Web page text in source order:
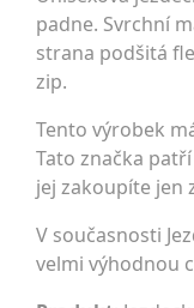
padne. Svrchní
strana podšitá
zip.
Tento výrobek
Tato značka
jej zakoupíte jen
V současnosti
velmi výhodnou